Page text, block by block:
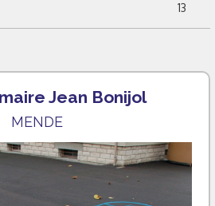
13
Jean Bonijol
MENDE